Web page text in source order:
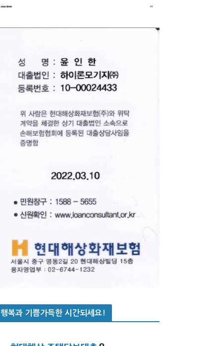
행복과 기쁨가득한 시간되세요!